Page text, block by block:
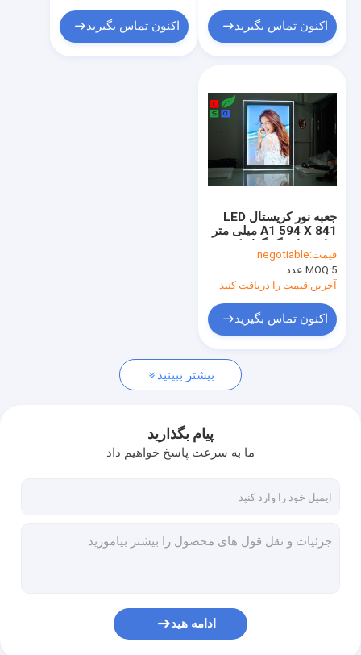
قاب پوستر LED
جعبه نور کریستالی LED
چراغ های خورشیدی LED
اکنون تماس بگیرید اکنون تماس بگیرید
جعبه نور کریستال LED
A1 594 X 841 میلی متر
داخلی
قیمت:negotiable
MOQ:5 عدد
آخرین قیمت را دریافت کنید
اکنون تماس بگیرید
بیشتر ببینید
پیام بگذارید
ما به سرعت پاسخ خواهیم داد
ادامه هید